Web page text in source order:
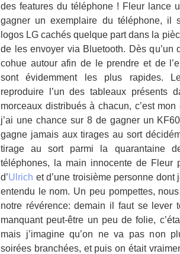
des features du téléphone ! Fleur lance
gagner un exemplaire du téléphone, il
logos LG cachés quelque part dans la
de les envoyer via Bluetooth. Dès qu’un
cohue autour afin de le prendre et de
sont évidemment les plus rapides.
reproduire l’un des tableaux présents
morceaux distribués à chacun, c’est
j’ai une chance sur 8 de gagner un
gagne jamais aux tirages au sort
tirage au sort parmi la quarantaine
téléphones, la main innocente de Fleur
d’Ulrich et d’une troisième personne dont
entendu le nom. Un peu pompettes,
notre révérence: demain il faut se lever
manquant peut-être un peu de folie,
mais j’imagine qu’on ne va pas non
soirées branchées, et puis on était